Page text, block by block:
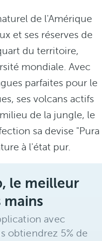
de l'Amérique
et ses réserves de
du territoire,
mondiale. Avec
parfaites pour le
ses volcans actifs
de la jungle, le
sa devise "Pura
à l'état pur.
le meilleur
mains
avec
obtiendrez 5% de